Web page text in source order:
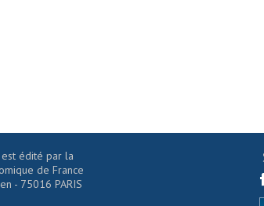
édité par la
de France
- 75016 PARIS